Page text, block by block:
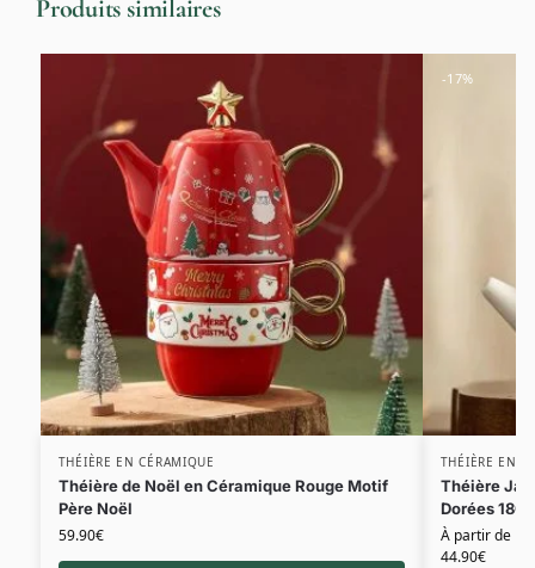
Produits similaires
THÉIÈRE EN CÉRAMIQUE
Théière de Noël en Céramique Rouge Motif
Père Noël
59.90€
-17%
THÉIÈRE EN
Théière
Dorées
À partir de
44.90€